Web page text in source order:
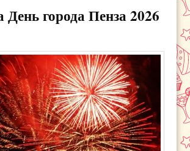
города Пенза 2026